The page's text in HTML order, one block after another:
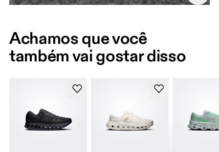
Achamos que você
também vai gostar disso